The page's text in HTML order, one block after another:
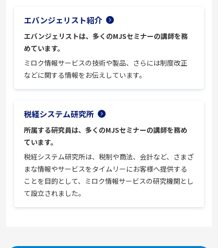
エバンジェリスト紹介
エバンジェリストは、多くのMJSセミナーの講師を務
めています。
ミロク情報サービスの技術や製品、さらには制度改正
などに関する情報をお伝えしています。
税経システム研究所
所属する研究員は、多くのMJSセミナーの講師を務め
ています。
税経システム研究所は、税制や商法、会計など、さまざ
まな情報やサービスをタイムリーにお客様へ提供する
ことを目的として、ミロク情報サービスの研究機関とし
て設立されました。